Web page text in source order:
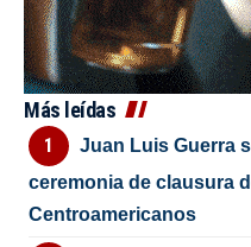
Más leídas
Juan Luis Guerra
ceremonia de clausura
Centroamericanos